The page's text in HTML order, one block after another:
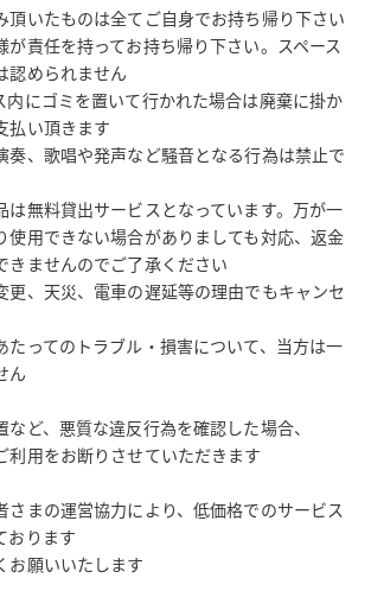
頂いたものは全てご自身でお持ち帰り下さい
が責任を持ってお持ち帰り下さい。スペース
認められません
内にゴミを置いて行かれた場合は廃棄に掛か
払い頂きます
奏、歌唱や発声など騒音となる行為は禁止で
は無料貸出サービスとなっています。万が一
使用できない場合がありましても対応、返金
きませんのでご了承ください
更、天災、電車の遅延等の理由でもキャンセ
たってのトラブル・損害について、当方は一
ん
ど、悪質な違反行為を確認した場合、
用をお断りさせていただきます
さまの運営協力により、低価格でのサービス
おります
お願いいたします